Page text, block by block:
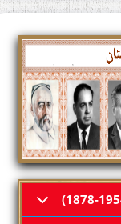
ТОНИКӢ
АСРИ X ТО